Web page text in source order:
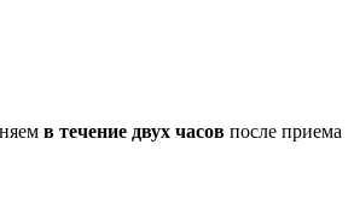
в течение двух часов после приема